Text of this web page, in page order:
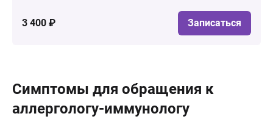
3 400 ₽ Записаться
Симптомы для обращения к
аллергологу-иммунологу